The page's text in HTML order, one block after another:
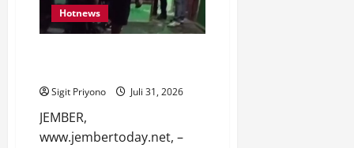
Hotnews
Sigit Priyono Juli 31, 2026
JEMBER,
www.jembertoday.net, –